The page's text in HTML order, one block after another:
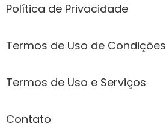
Política de Privacidade
Termos de Uso de Condições
Termos de Uso e Serviços
Contato